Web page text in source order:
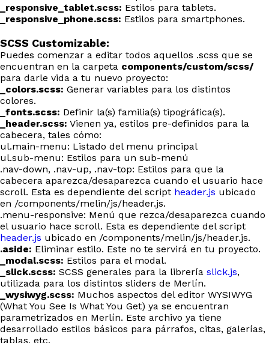
_responsive_tablet.scss: Estilos para tablets.
_responsive_phone.scss: Estilos para smartphones.
SCSS Customizable:
Puedes comenzar a editar todos aquellos .scss que se
encuentran en la carpeta components/custom/scss/
para darle vida a tu nuevo proyecto:
_colors.scss: Generar variables para los distintos
colores.
_fonts.scss: Definir la(s) familia(s) tipográfica(s).
_header.scss: Vienen ya, estilos pre-definidos para la
cabecera, tales cómo:
ul.main-menu: Listado del menu principal
ul.sub-menu: Estilos para un sub-menú
.nav-down, .nav-up, .nav-top: Estilos para que la
cabecera aparezca/desaparezca cuando el usuario hace
scroll. Esta es dependiente del script header.js ubicado
en /components/melin/js/header.js.
.menu-responsive: Menú que rezca/desaparezca cuando
el usuario hace scroll. Esta es dependiente del script
header.js ubicado en /components/melin/js/header.js.
.aside: Eliminar estilo. Este no te servirá en tu proyecto.
_modal.scss: Estilos para el modal.
_slick.scss: SCSS generales para la librería slick.js,
utilizada para los distintos sliders de Merlín.
_wysiwyg.scss: Muchos aspectos del editor WYSIWYG
(What You See Is What You Get) ya se encuentran
parametrizados en Merlín. Este archivo ya tiene
desarrollado estilos básicos para párrafos, citas, galerías,
tablas, etc.